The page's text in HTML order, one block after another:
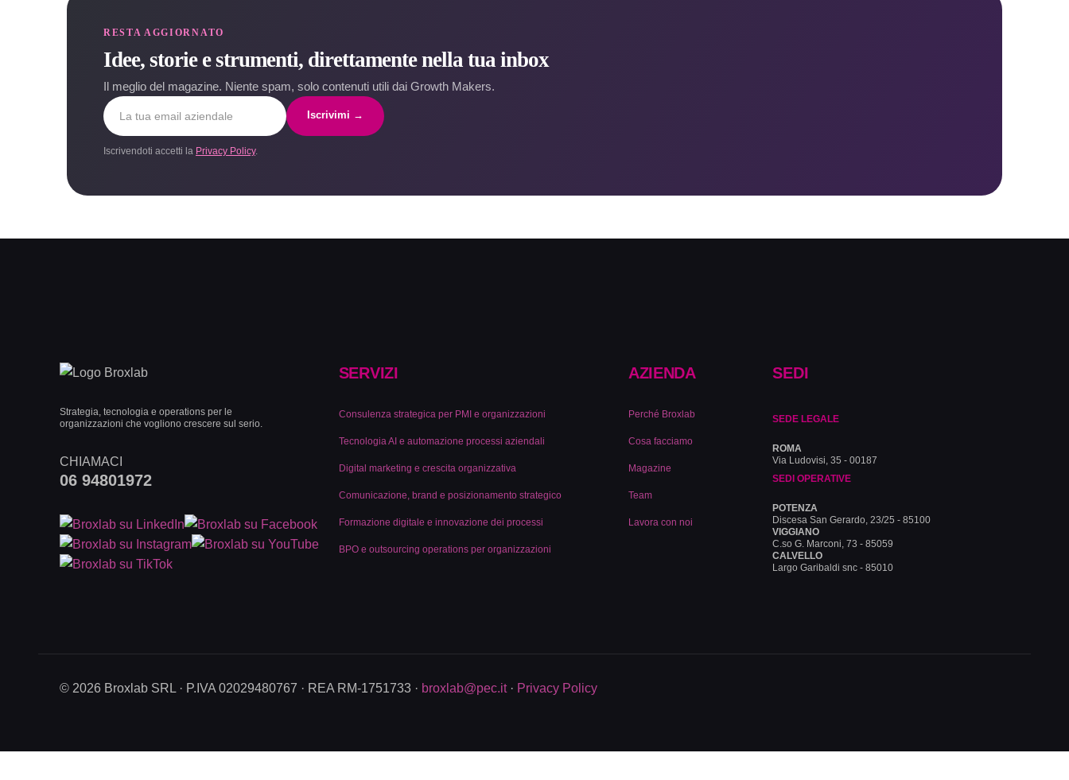
RESTA AGGIORNATO
Idee, storie e strumenti, direttamente nella tua inbox
Il meglio del magazine. Niente spam, solo contenuti utili dai Growth Makers.
Iscrivimi →
Iscrivendoti accetti la Privacy Policy.
Strategia, tecnologia e operations per le
organizzazioni che vogliono crescere sul serio.
CHIAMACI
06 94801972
SERVIZI
Consulenza strategica per PMI e organizzazioni
Tecnologia AI e automazione processi aziendali
Digital marketing e crescita organizzativa
Comunicazione, brand e posizionamento strategico
Formazione digitale e innovazione dei processi
BPO e outsourcing operations per organizzazioni
AZIENDA
Perché Broxlab
Cosa facciamo
Magazine
Team
Lavora con noi
SEDI
SEDE LEGALE
ROMA
Via Ludovisi, 35 - 00187
SEDI OPERATIVE
POTENZA
Discesa San Gerardo, 23/25 - 85100
VIGGIANO
C.so G. Marconi, 73 - 85059
CALVELLO
Largo Garibaldi snc - 85010
© 2026 Broxlab SRL · P.IVA 02029480767 · REA RM-1751733 · broxlab@pec.it· Privacy Policy